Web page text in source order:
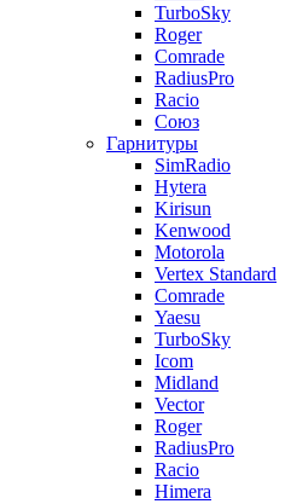
TurboSky
Roger
Comrade
RadiusPro
Racio
Союз
Гарнитуры
SimRadio
Hytera
Kirisun
Kenwood
Motorola
Vertex Standard
Comrade
Yaesu
TurboSky
Icom
Midland
Vector
Roger
RadiusPro
Racio
Himera